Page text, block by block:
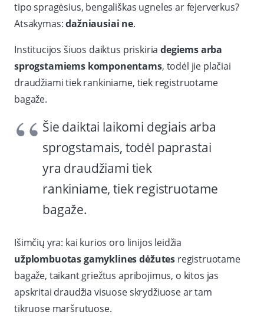
tipo spragėsius, bengališkas ugneles ar fejerverkus?
Atsakymas:dažniausiai ne.
Institucijos šiuos daiktus priskiriadegiems arba
sprogstamiems komponentams, todėl jie plačiai
draudžiami tiek rankiniame, tiek registruotame
bagaže.
Šie daiktai laikomi degiais arba
sprogstamais, todėl paprastai
yra draudžiami tiek
rankiniame, tiek registruotame
bagaže.
Išimčių yra: kai kurios oro linijos leidžia
užplombuotas gamyklines dėžutes registruotame
bagaže, taikant griežtus apribojimus, o kitos jas
apskritai draudžia visuose skrydžiuose ar tam
tikruose maršrutuose.